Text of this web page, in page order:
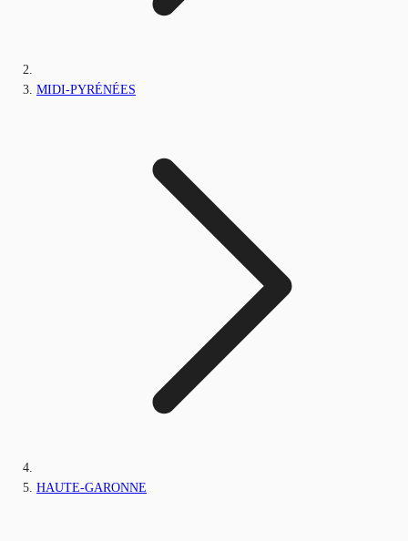
MIDI-PYRÉNÉES
HAUTE-GARONNE